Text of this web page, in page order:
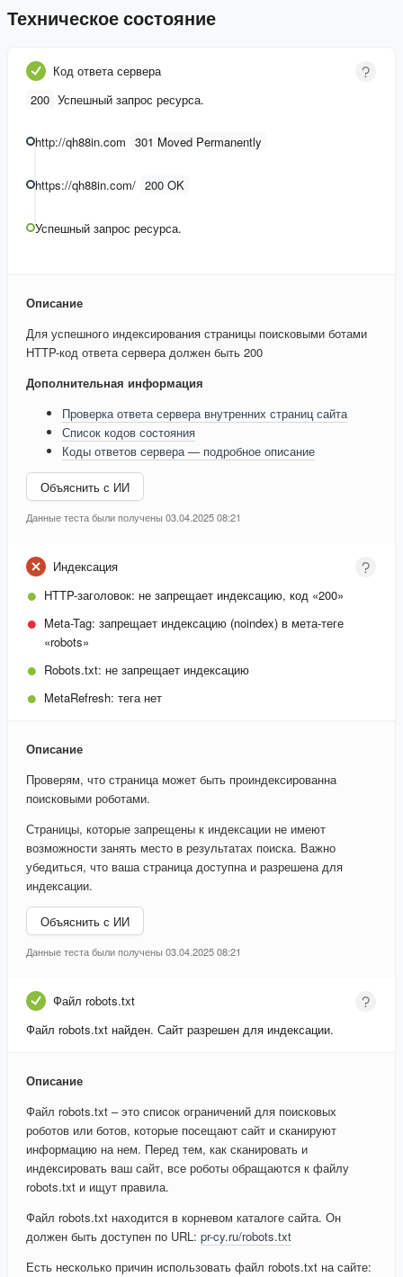
Техническое состояние
Код ответа сервера
200 Успешный запрос ресурса.
http://qh88in.com 301 Moved Permanently
https://qh88in.com/ 200 OK
Успешный запрос ресурса.
Описание
Для успешного индексирования страницы поисковыми ботами
HTTP-код ответа сервера должен быть 200
Дополнительная информация
Проверка ответа сервера внутренних страниц сайта
Список кодов состояния
Коды ответов сервера — подробное описание
Объяснить с ИИ
Данные теста были получены 03.04.2025 08:21
Индексация
HTTP-заголовок: не запрещает индексацию, код «200»
Meta-Tag: запрещает индексацию (noindex) в мета-теге
«robots»
Robots.txt: не запрещает индексацию
MetaRefresh: тега нет
Описание
Проверям, что страница может быть проиндексированна
поисковыми роботами.
Страницы, которые запрещены к индексации не имеют
возможности занять место в результатах поиска. Важно
убедиться, что ваша страница доступна и разрешена для
индексации.
Объяснить с ИИ
Данные теста были получены 03.04.2025 08:21
Файл robots.txt
Файл robots.txt найден. Сайт разрешен для индексации.
Описание
Файл robots.txt – это список ограничений для поисковых
роботов или ботов, которые посещают сайт и сканируют
информацию на нем. Перед тем, как сканировать и
индексировать ваш сайт, все роботы обращаются к файлу
robots.txt и ищут правила.
Файл robots.txt находится в корневом каталоге сайта. Он
должен быть доступен по URL: pr-cy.ru/robots.txt
Есть несколько причин использовать файл robots.txt на сайте: